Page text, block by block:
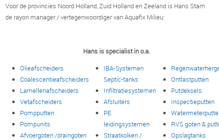
Voor de provincies Noord Holland, Zuid Holland en Zeeland is Hans Stam
de rayon manager / vertegenwoordiger van Aquafix Milieu:
Hans is specialist in o.a.
Olieafscheiders
Coalescentieafscheiders
Lamellenafscheiders
Vetafscheiders
Pompputten
Pompunits
Afvoergoten /draingoten
IBA-Systemen
Septic-tanks
Infiltratiesystemen
Afsluiters
PE
leidingsystemen
Straatkolken /
Ontlastputten
Putdeksels
Inspectieputten
RVS goten &
Opslagtanks